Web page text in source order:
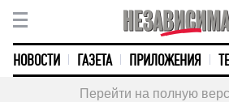
НОВОСТИ ГАЗЕТА ПРИЛОЖЕНИЯ
Перейти на полную